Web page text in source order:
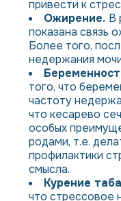
привести к
Ожирение. В
показана связь
Более того,
недержания
того, что
частоту
что кесарево
особых
родами, т.е.
профилактики
смысла.
Курение
что стрессовое